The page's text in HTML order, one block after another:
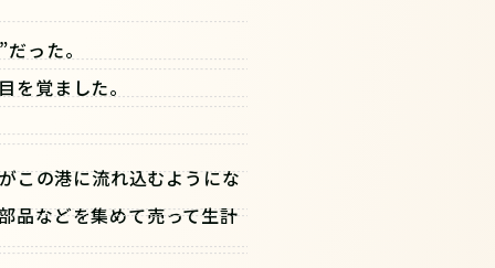
った。
覚ました。
この港に流れ込むようにな
品などを集めて売って生計